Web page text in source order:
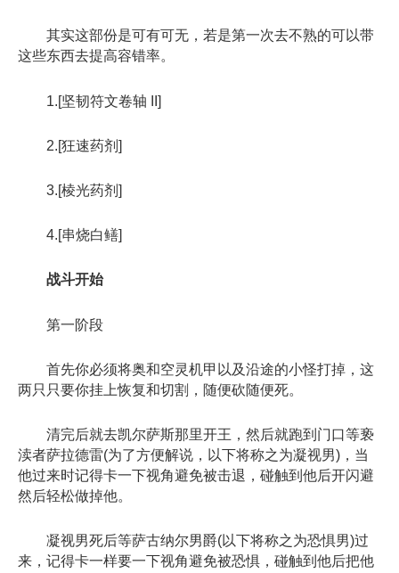
其实这部份是可有可无，若是第一次去不熟的可以带
这些东西去提高容错率。
1.[坚韧符文卷轴 II]
2.[狂速药剂]
3.[棱光药剂]
4.[串烧白鳝]
战斗开始
第一阶段
首先你必须将奥和空灵机甲以及沿途的小怪打掉，这
两只只要你挂上恢复和切割，随便砍随便死。
清完后就去凯尔萨斯那里开王，然后就跑到门口等亵
渎者萨拉德雷(为了方便解说，以下将称之为凝视男)，当
他过来时记得卡一下视角避免被击退，碰触到他后开闪避
然后轻松做掉他。
凝视男死后等萨古纳尔男爵(以下将称之为恐惧男)过
来，记得卡一样要一下视角避免被恐惧，碰触到他后把他